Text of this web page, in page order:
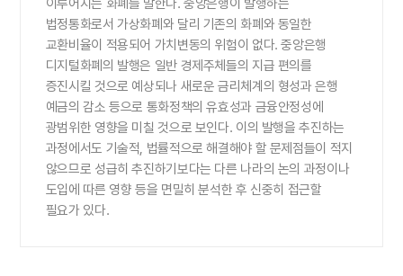
이루어지는 화폐를 말한다. 중앙은행이 발행하는
법정통화로서 가상화폐와 달리 기존의 화폐와 동일한
교환비율이 적용되어 가치변동의 위험이 없다. 중앙은행
디지털화폐의 발행은 일반 경제주체들의 지급 편의를
증진시킬 것으로 예상되나 새로운 금리체계의 형성과 은행
예금의 감소 등으로 통화정책의 유효성과 금융안정성에
광범위한 영향을 미칠 것으로 보인다. 이의 발행을 추진하는
과정에서도 기술적, 법률적으로 해결해야 할 문제점들이 적지
않으므로 성급히 추진하기보다는 다른 나라의 논의 과정이나
도입에 따른 영향 등을 면밀히 분석한 후 신중히 접근할
필요가 있다.